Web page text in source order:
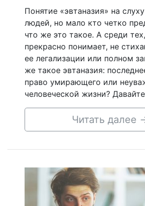
Понятие «эвтаназия» на
людей, но мало кто четко
что же это такое. А среди
прекрасно понимает, не
ее легализации или полном
же такое эвтаназия:
право умирающего или
человеческой жизни?
Читать далее